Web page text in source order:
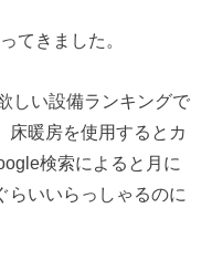
てきました。
しい設備ランキングで
床暖房を使用するとカ
検索によると月に
らいいらっしゃるのに